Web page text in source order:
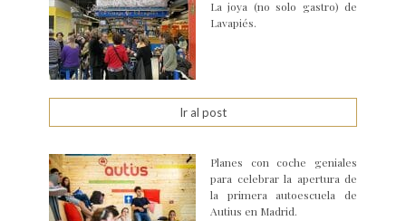
La joya (no solo gastro) de
Lavapiés.
Ir al post
Planes con coche geniales
para celebrar la apertura de
la primera autoescuela de
Autius en Madrid.